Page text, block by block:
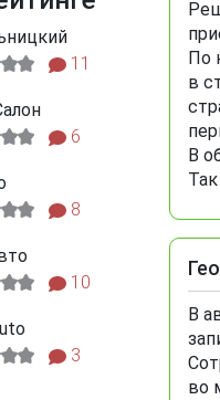
По
в
В
В
во
11
6
8
10
3